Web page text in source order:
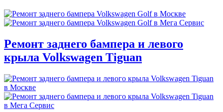
Ремонт заднего бампера и левого
крыла Volkswagen Tiguan